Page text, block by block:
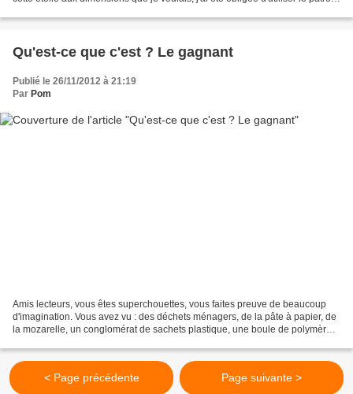
Qu'est-ce que c'est ? Le gagnant
Publié le 26/11/2012 à 21:19
Par Pom
Amis lecteurs, vous êtes superchouettes, vous faites preuve de beaucoup
d'imagination. Vous avez vu : des déchets ménagers, de la pâte à papier, de
la mozarelle, un conglomérat de sachets plastique, une boule de polymère,
< Page précédente Page suivante >